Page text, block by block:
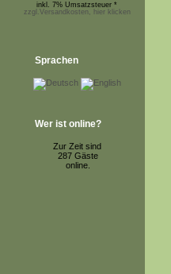
inkl. 7% Umsatzsteuer *
zzgl.Versandkosten, hier klicken
Sprachen
Wer ist online?
Zur Zeit sind
287 Gäste
online.